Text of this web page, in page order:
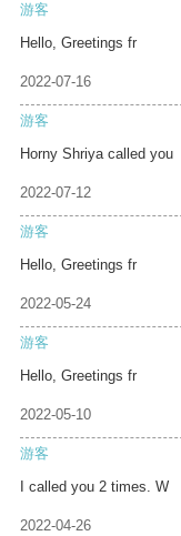
游客
Hello, Greetings fr
2022-07-16
游客
Horny Shriya called you
2022-07-12
游客
Hello, Greetings fr
2022-05-24
游客
Hello, Greetings fr
2022-05-10
游客
I called you 2 times. W
2022-04-26